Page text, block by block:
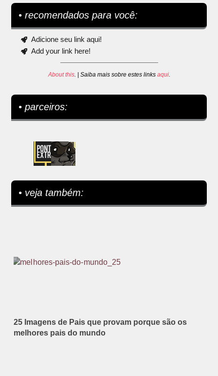
• recomendados para você:
Adicione seu link aqui!
Add your link here!
About this. | Saiba mais sobre estes links aqui.
• parceiros:
• veja também:
25 Imagens de Pais que provam porque são os
melhores pais do mundo